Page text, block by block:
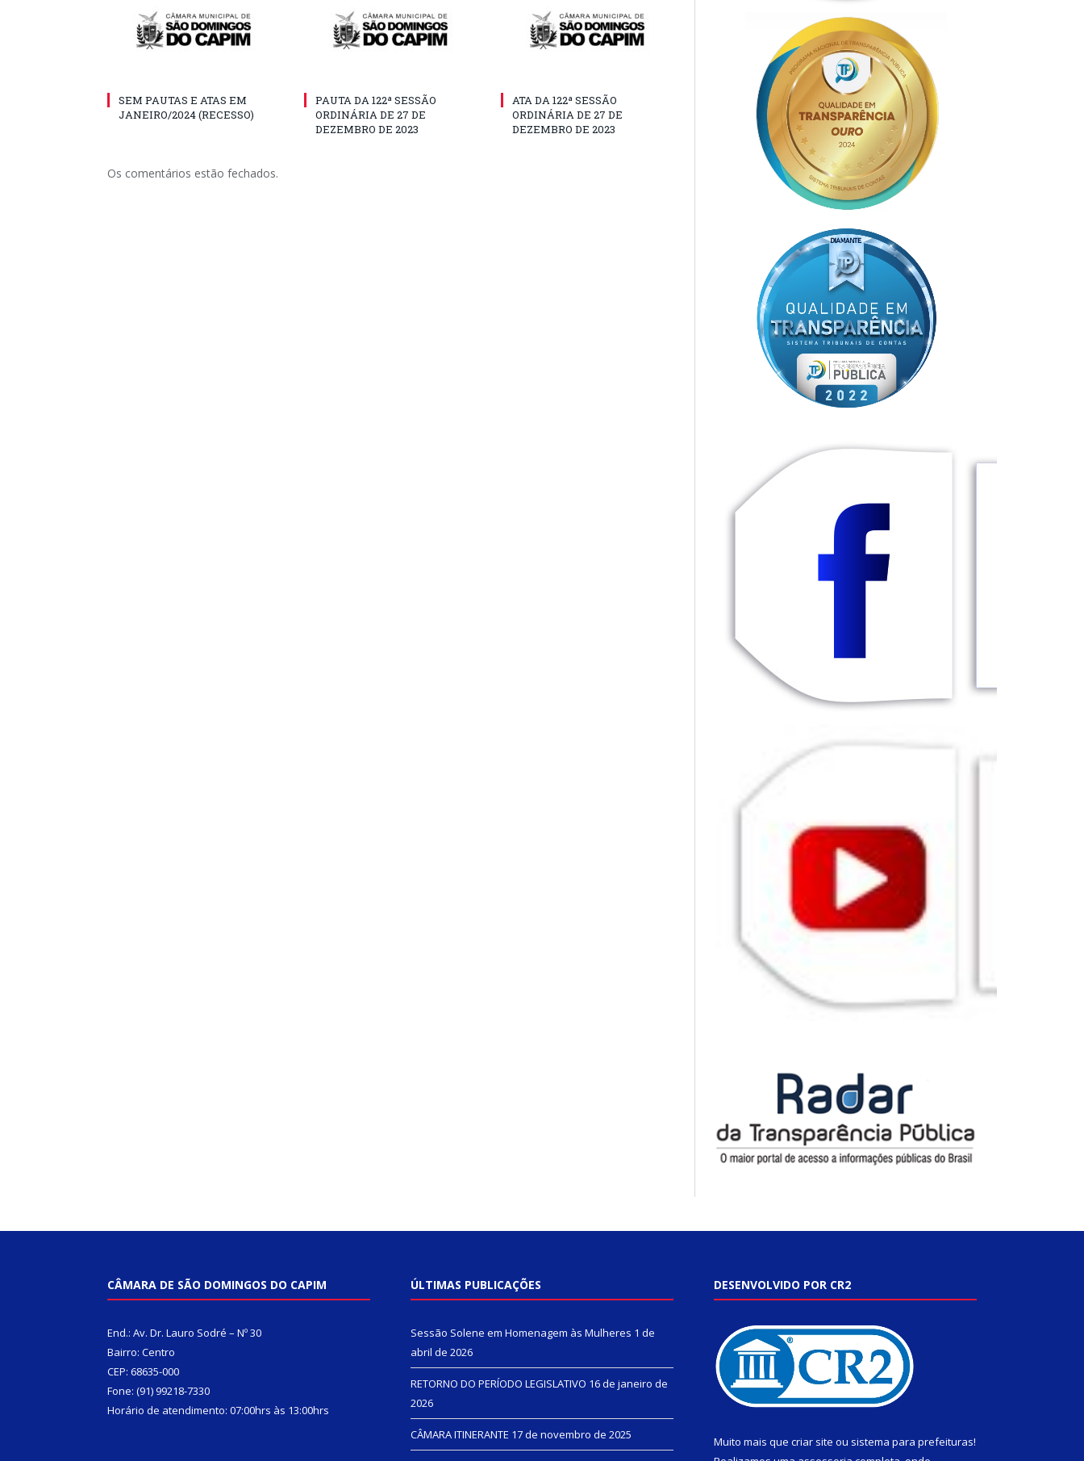
SEM PAUTAS E ATAS EM
JANEIRO/2024 (RECESSO)
PAUTA DA 122ª SESSÃO
ORDINÁRIA DE 27 DE
DEZEMBRO DE 2023
ATA DA 122ª SESSÃO
ORDINÁRIA DE 27 DE
DEZEMBRO DE 2023
Os comentários estão fechados.
CÂMARA DE SÃO DOMINGOS DO CAPIM
End.: Av. Dr. Lauro Sodré – Nº 30
Bairro: Centro
CEP: 68635-000
Fone: (91) 99218-7330
Horário de atendimento: 07:00hrs às 13:00hrs
ÚLTIMAS PUBLICAÇÕES
Sessão Solene em Homenagem às Mulheres 1 de
abril de 2026
RETORNO DO PERÍODO LEGISLATIVO 16 de janeiro de
2026
CÂMARA ITINERANTE 17 de novembro de 2025
DESENVOLVIDO POR CR2
Muito mais que criar site ou sistema para prefeituras!